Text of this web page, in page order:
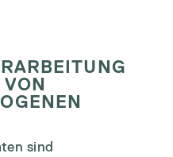
sind